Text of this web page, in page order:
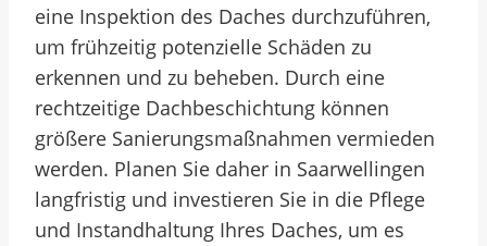
eine Inspektion des Daches durchzuführen,
um frühzeitig potenzielle Schäden zu
erkennen und zu beheben. Durch eine
rechtzeitige Dachbeschichtung können
größere Sanierungsmaßnahmen vermieden
werden. Planen Sie daher in Saarwellingen
langfristig und investieren Sie in die Pflege
und Instandhaltung Ihres Daches, um es